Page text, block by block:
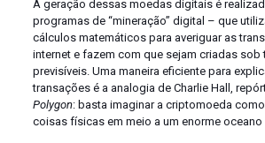
A geração dessas moedas digitais é
programas de “mineração” digital – que
cálculos matemáticos para averiguar as
internet e fazem com que sejam criadas sob
previsíveis. Uma maneira eficiente para
transações é a analogia de Charlie Hall,
Polygon: basta imaginar a criptomoeda
coisas físicas em meio a um enorme